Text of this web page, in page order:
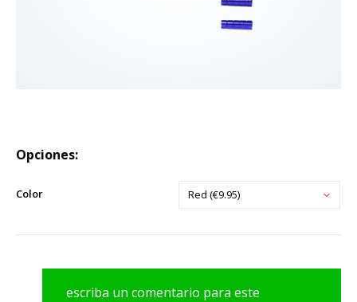
Opciones:
Color Red (€9.95)
escriba un comentario para este